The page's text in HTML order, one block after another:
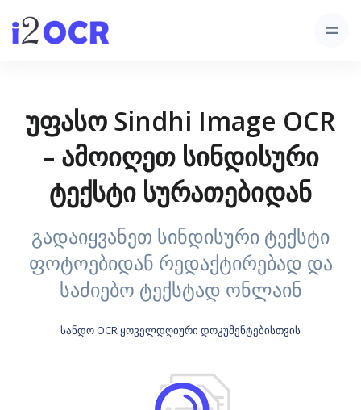
უფასო Sindhi Image OCR
– ამოიღეთ სინდისური
ტექსტი სურათებიდან
გადაიყვანეთ სინდისური ტექსტი
ფოტოებიდან რედაქტირებად და
საძიებო ტექსტად ონლაინ
სანდო OCR ყოველდღიური დოკუმენტებისთვის